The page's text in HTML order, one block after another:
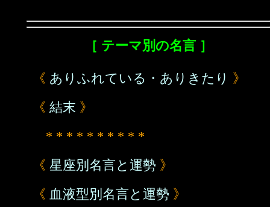
［ テーマ別の名言 ］
《 ありふれている・ありきたり 》
《 結末 》
* * * * * * * * * *
《 星座別名言と運勢 》
《 血液型別名言と運勢 》